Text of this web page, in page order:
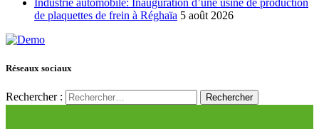
Industrie automobile: Inauguration d’une usine de production
de plaquettes de frein à Réghaïa 5 août 2026
Réseaux sociaux
Rechercher :